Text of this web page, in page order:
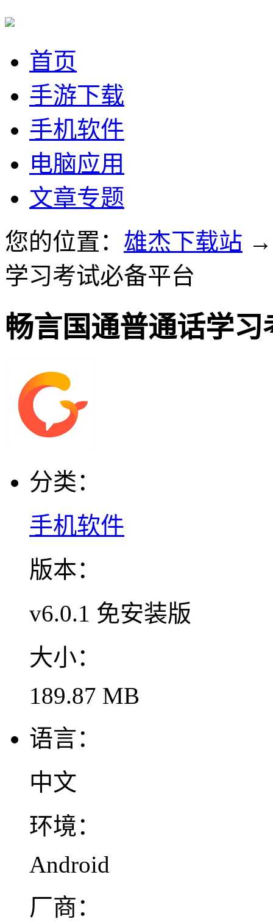
首页
手游下载
手机软件
电脑应用
文章专题
您的位置： 雄杰下载站
学习考试必备平台
畅言国通普通话学
分类：
手机软件
版本：
v6.0.1 免安装版
大小：
189.87 MB
语言：
中文
环境：
Android
厂商：